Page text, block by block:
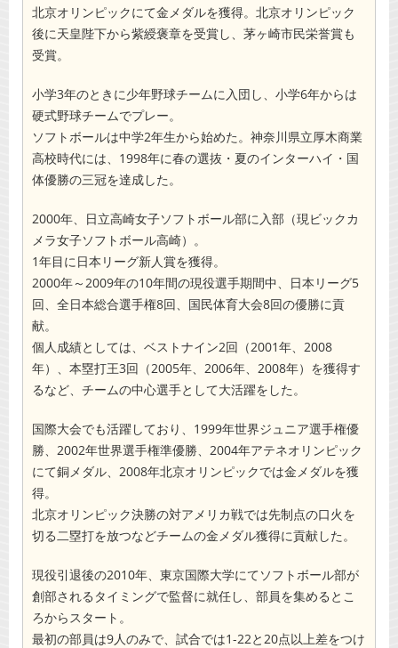
北京オリンピックにて金メダルを獲得。北京オリンピック
後に天皇陛下から紫綬褒章を受賞し、茅ヶ崎市民栄誉賞も
受賞。
小学3年のときに少年野球チームに入団し、小学6年からは
硬式野球チームでプレー。
ソフトボールは中学2年生から始めた。神奈川県立厚木商業
高校時代には、1998年に春の選抜・夏のインターハイ・国
体優勝の三冠を達成した。
2000年、日立高崎女子ソフトボール部に入部（現ビックカ
メラ女子ソフトボール高崎）。
1年目に日本リーグ新人賞を獲得。
2000年～2009年の10年間の現役選手期間中、日本リーグ5
回、全日本総合選手権8回、国民体育大会8回の優勝に貢
献。
個人成績としては、ベストナイン2回（2001年、2008
年）、本塁打王3回（2005年、2006年、2008年）を獲得す
るなど、チームの中心選手として大活躍をした。
国際大会でも活躍しており、1999年世界ジュニア選手権優
勝、2002年世界選手権準優勝、2004年アテネオリンピック
にて銅メダル、2008年北京オリンピックでは金メダルを獲
得。
北京オリンピック決勝の対アメリカ戦では先制点の口火を
切る二塁打を放つなどチームの金メダル獲得に貢献した。
現役引退後の2010年、東京国際大学にてソフトボール部が
創部されるタイミングで監督に就任し、部員を集めるとこ
ろからスタート。
最初の部員は9人のみで、試合では1-22と20点以上差をつけ